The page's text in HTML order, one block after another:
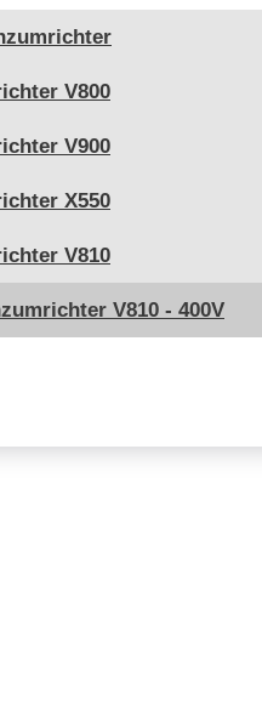
V800
V900
X550
V810
V810 - 400V